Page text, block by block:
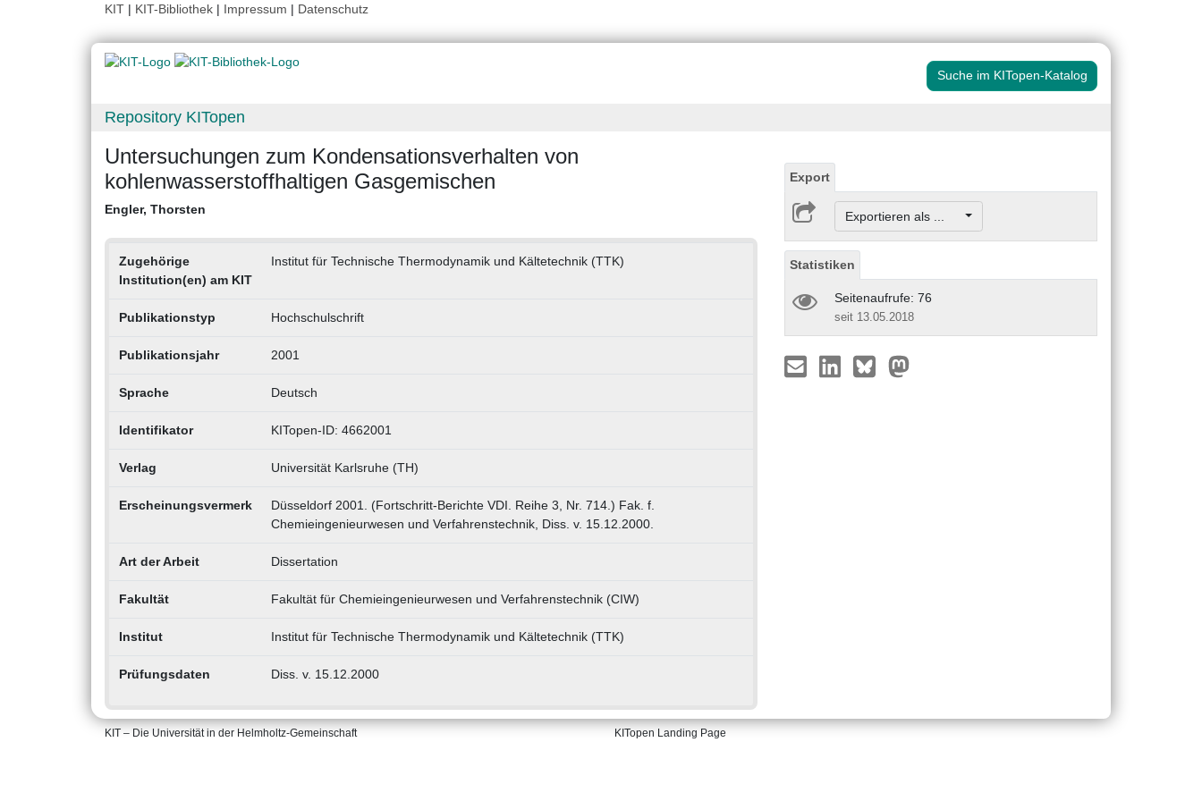
KIT | KIT-Bibliothek | Impressum | Datenschutz
Suche im KITopen-Katalog
Repository KITopen
Untersuchungen zum Kondensationsverhalten von
kohlenwasserstoffhaltigen Gasgemischen
Engler, Thorsten
Zugehörige
Institution(en) am KIT
Institut für Technische Thermodynamik und Kältetechnik (TTK)
Publikationstyp Hochschulschrift
Publikationsjahr 2001
Sprache Deutsch
Identifikator KITopen-ID: 4662001
Verlag Universität Karlsruhe (TH)
Erscheinungsvermerk
Düsseldorf 2001. (Fortschritt-Berichte VDI. Reihe 3, Nr. 714.) Fak. f.
Chemieingenieurwesen und Verfahrenstechnik, Diss. v. 15.12.2000.
Art der Arbeit Dissertation
Fakultät Fakultät für Chemieingenieurwesen und Verfahrenstechnik (CIW)
Institut Institut für Technische Thermodynamik und Kältetechnik (TTK)
Prüfungsdaten Diss. v. 15.12.2000
Export
Exportieren als ...
Statistiken
Seitenaufrufe: 76
seit 13.05.2018
KIT – Die Universität in der Helmholtz-Gemeinschaft KITopen Landing Page